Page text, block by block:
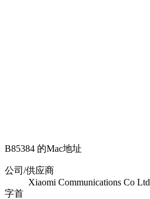
B85384 的Mac地址
公司/供应商
Xiaomi Communications Co Ltd
字首